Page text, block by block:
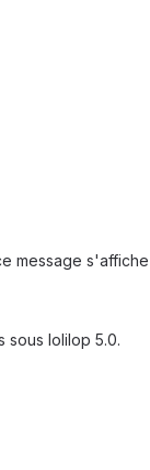
sous lolilop 5.0.